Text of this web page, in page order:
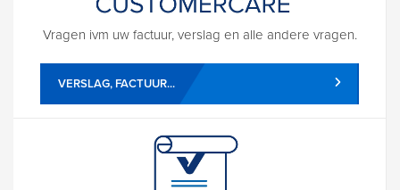
Vragen ivm uw factuur, verslag en alle andere vragen.
VERSLAG, FACTUUR...